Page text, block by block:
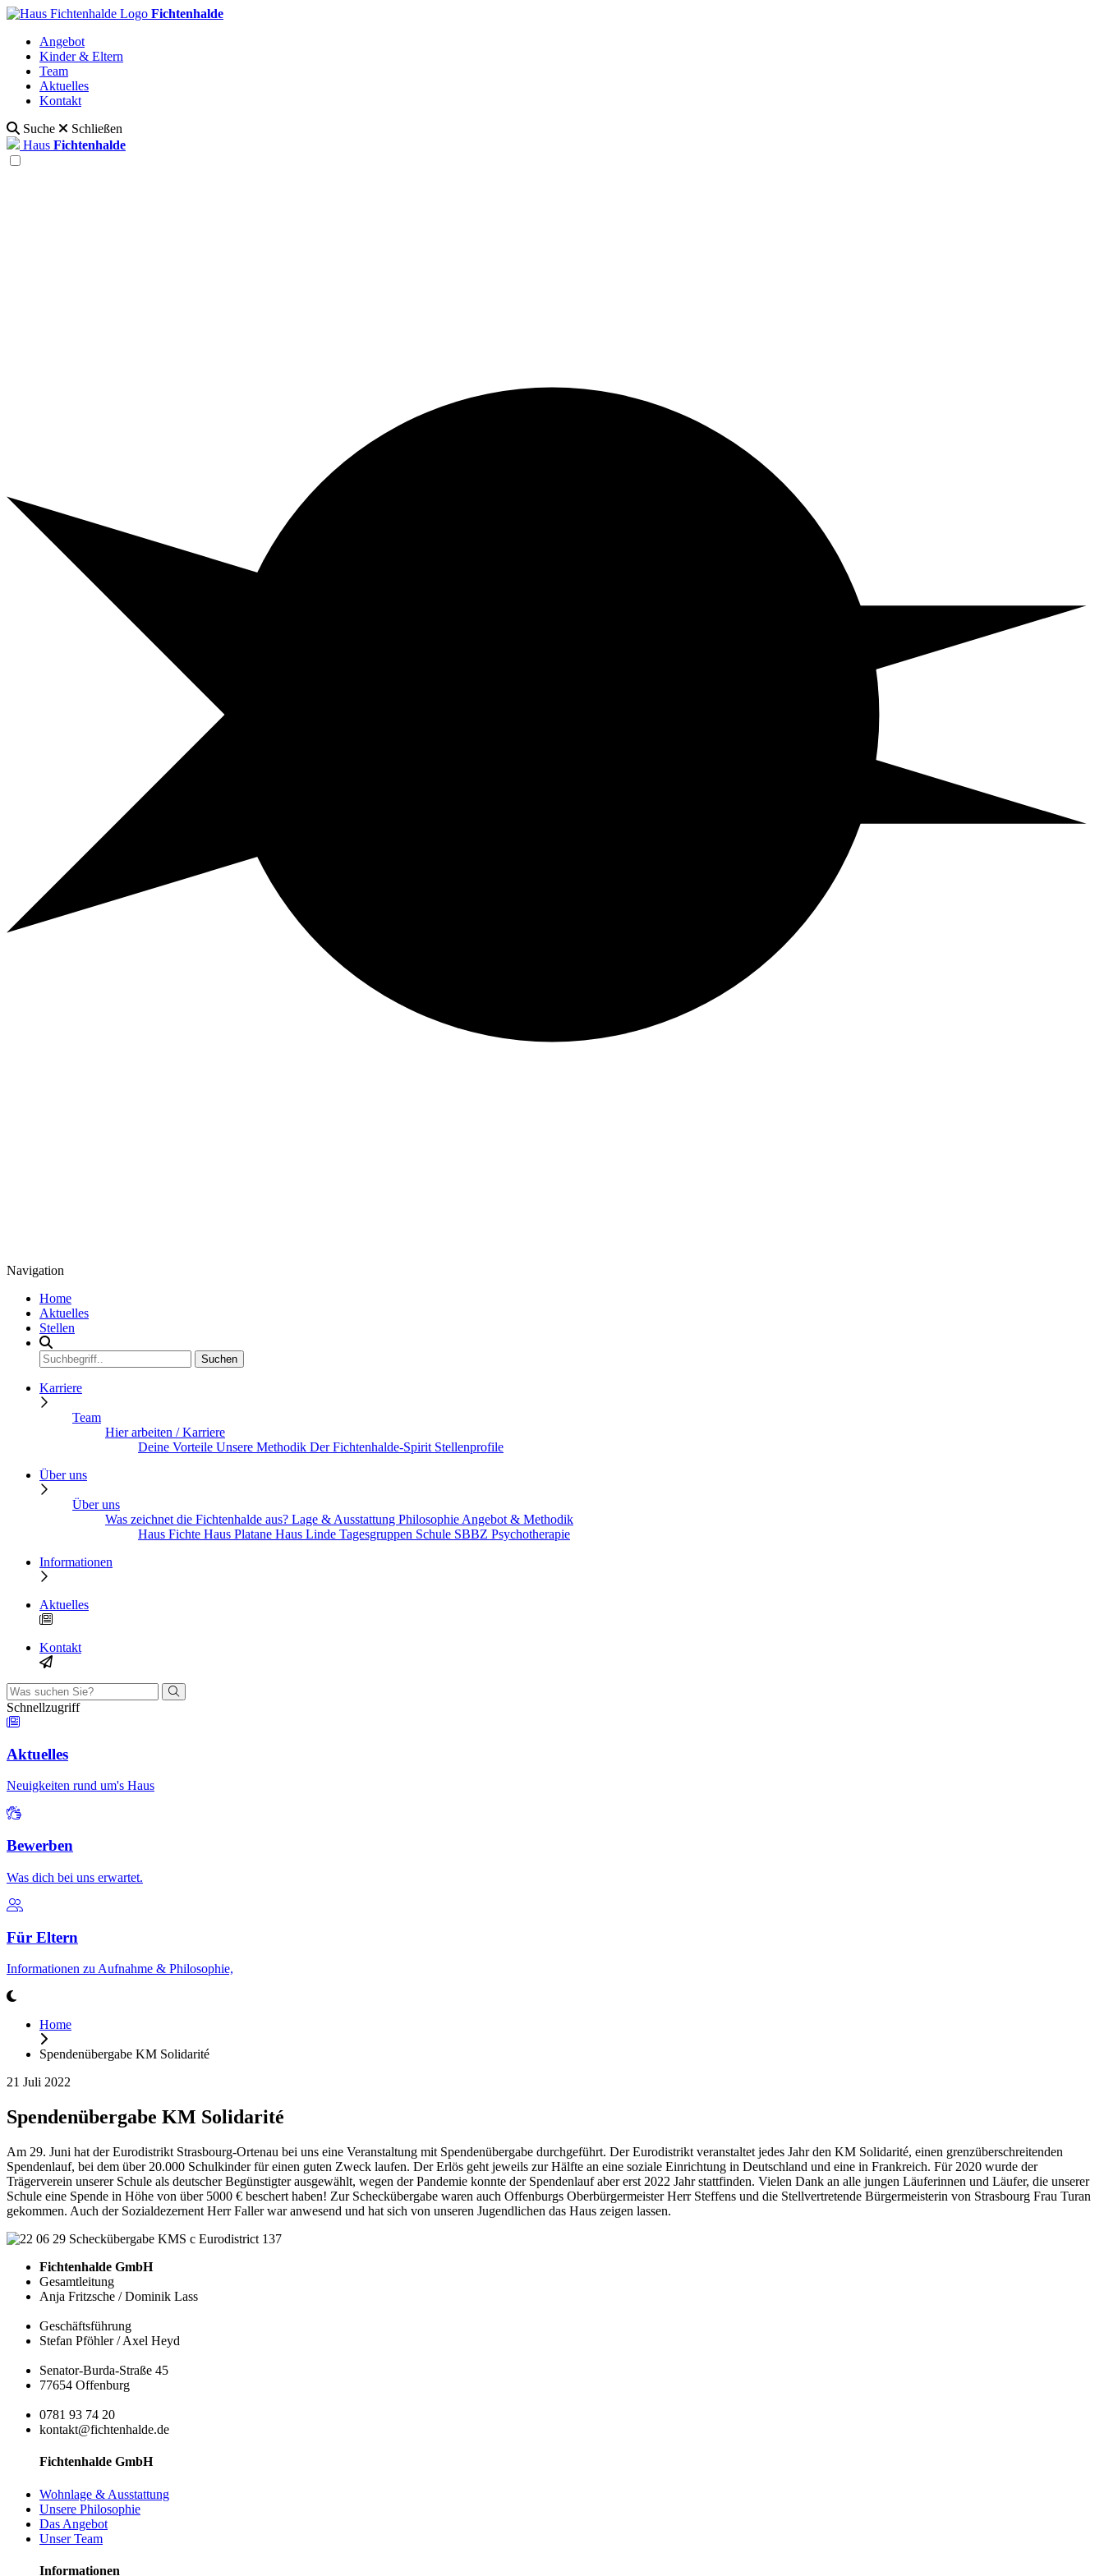
Fichtenhalde
Angebot
Kinder & Eltern
Team
Aktuelles
Kontakt
Suche
Schließen
Haus Fichtenhalde
Navigation
Home
Aktuelles
Stellen
Karriere
Team
Hier arbeiten / Karriere
Deine Vorteile Unsere Methodik Der Fichtenhalde-Spirit Stellenprofile
Über uns
Über uns
Was zeichnet die Fichtenhalde aus? Lage & Ausstattung Philosophie Angebot & Methodik
Haus Fichte Haus Platane Haus Linde Tagesgruppen Schule SBBZ Psychotherapie
Informationen
Aktuelles
Kontakt
Schnellzugriff
Aktuelles
Neuigkeiten rund um's Haus
Bewerben
Was dich bei uns erwartet.
Für Eltern
Informationen zu Aufnahme & Philosophie,
Home
Spendenübergabe KM Solidarité
21 Juli 2022
Spendenübergabe KM Solidarité
Am 29. Juni hat der Eurodistrikt Strasbourg-Ortenau bei uns eine Veranstaltung mit Spendenübergabe durchgeführt. Der Eurodistrikt veranstaltet jedes Jahr den KM Solidarité, einen grenzüberschreitenden
Spendenlauf, bei dem über 20.000 Schulkinder für einen guten Zweck laufen. Der Erlös geht jeweils zur Hälfte an eine soziale Einrichtung in Deutschland und eine in Frankreich. Für 2020 wurde der
Trägerverein unserer Schule als deutscher Begünstigter ausgewählt, wegen der Pandemie konnte der Spendenlauf aber erst 2022 Jahr stattfinden. Vielen Dank an alle jungen Läuferinnen und Läufer, die unserer
Schule eine Spende in Höhe von über 5000 € beschert haben! Zur Scheckübergabe waren auch Offenburgs Oberbürgermeister Herr Steffens und die Stellvertretende Bürgermeisterin von Strasbourg Frau Turan
gekommen. Auch der Sozialdezernent Herr Faller war anwesend und hat sich von unseren Jugendlichen das Haus zeigen lassen.
Fichtenhalde GmbH
Gesamtleitung
Anja Fritzsche / Dominik Lass
Geschäftsführung
Stefan Pföhler / Axel Heyd
Senator-Burda-Straße 45
77654 Offenburg
0781 93 74 20
kontakt@fichtenhalde.de
Fichtenhalde GmbH
Wohnlage & Ausstattung
Unsere Philosophie
Das Angebot
Unser Team
Informationen